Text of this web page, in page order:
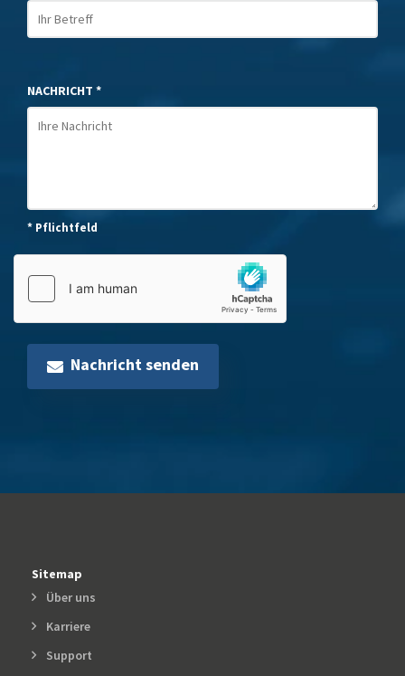
NACHRICHT *
* Pflichtfeld
Nachricht senden
Sitemap
Über uns
Karriere
Support